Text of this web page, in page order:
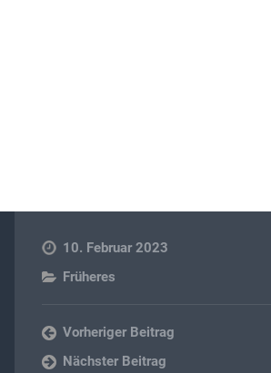
10. Februar 2023
Früheres
Vorheriger Beitrag
Nächster Beitrag